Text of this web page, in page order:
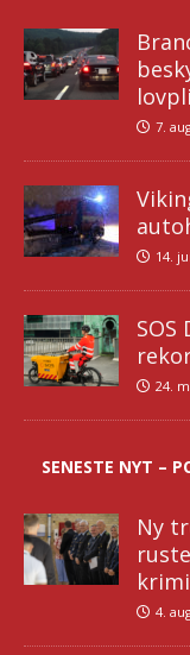
7.
14.
24.
SENESTE NYT –
Ny
4.